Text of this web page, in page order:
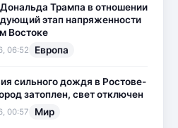
Трампа в отношении
этап напряженности
Востоке
06:52 Европа
сильного дождя в Ростове-
затоплен, свет отключен
00:57 Мир